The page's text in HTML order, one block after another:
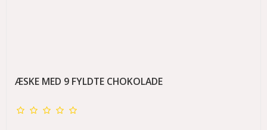
ÆSKE MED 9 FYLDTE CHOKOLADE